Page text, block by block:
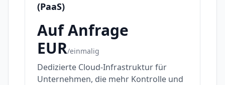
(PaaS)
Auf Anfrage
EUR/einmalig
Dedizierte Cloud-Infrastruktur für
Unternehmen, die mehr Kontrolle und